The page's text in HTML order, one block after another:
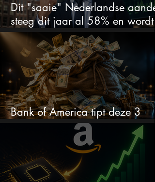
Dit "saaie" Nederlandse
steeg dit jaar al 58% en wordt
volgens analisten onderschat
Bank of America tipt deze 3
chipaandelen